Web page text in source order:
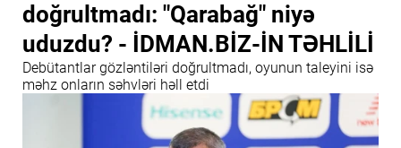
doğrultmadı: "Qarabağ" niyə
uduzdu? - İDMAN.BİZ-İN TƏHLİLİ
Debütantlar gözləntiləri doğrultmadı, oyunun taleyini isə
məhz onların səhvləri həll etdi